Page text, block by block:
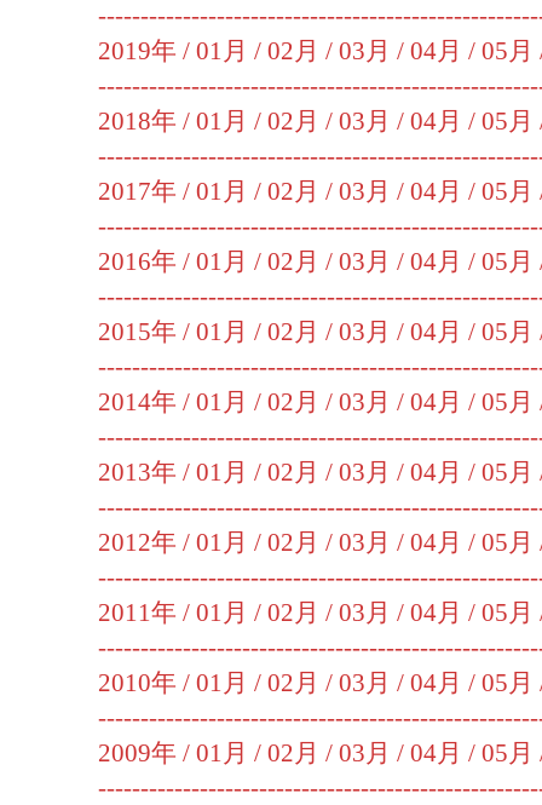
2019年 / 01月 / 02月 / 03月 / 04月 / 05月
2018年 / 01月 / 02月 / 03月 / 04月 / 05月
2017年 / 01月 / 02月 / 03月 / 04月 / 05月
2016年 / 01月 / 02月 / 03月 / 04月 / 05月
2015年 / 01月 / 02月 / 03月 / 04月 / 05月
2014年 / 01月 / 02月 / 03月 / 04月 / 05月
2013年 / 01月 / 02月 / 03月 / 04月 / 05月
2012年 / 01月 / 02月 / 03月 / 04月 / 05月
2011年 / 01月 / 02月 / 03月 / 04月 / 05月
2010年 / 01月 / 02月 / 03月 / 04月 / 05月
2009年 / 01月 / 02月 / 03月 / 04月 / 05月